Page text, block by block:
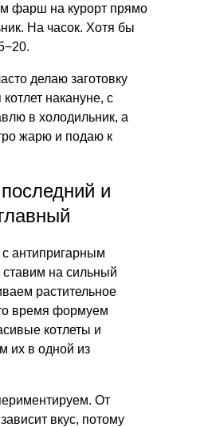
фарш на курорт прямо
На часок. Хотя бы
делаю заготовку
накануне, с
в холодильник, а
жарю и подаю к
и
антипригарным
на сильный
растительное
время формуем
котлеты и
их в одной из
От
вкус, потому